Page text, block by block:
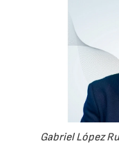
Gabriel López